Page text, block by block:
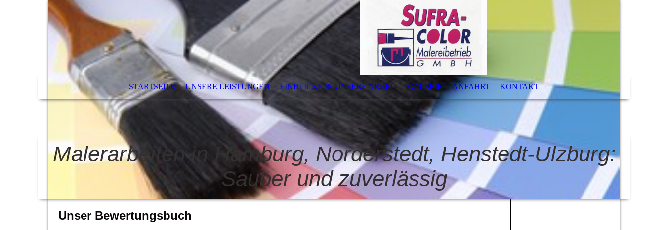
STARTSEITE UNSERE LEISTUNGEN EINBLICKE IN UNSERE ARBEIT GALERIE ANFAHRT KONTAKT
Malerarbeiten in Hamburg, Norderstedt, Henstedt-Ulzburg:
Sauber und zuverlässig
Unser Bewertungsbuch